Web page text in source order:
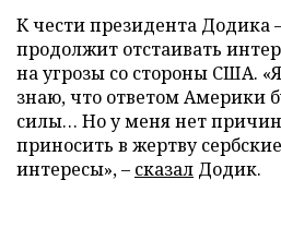
К чести президента Додика
продолжит отстаивать
на угрозы со стороны США.
знаю, что ответом Америки
силы… Но у меня нет причин
приносить в жертву
интересы», – сказал Додик.